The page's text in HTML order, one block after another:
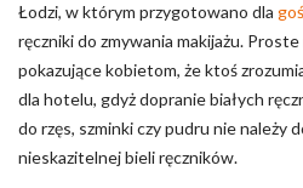
Łodzi, w którym przygotowano dla
ręczniki do zmywania makijażu.
pokazujące kobietom, że ktoś
dla hotelu, gdyż dopranie białych
do rzęs, szminki czy pudru nie należy
nieskazitelnej bieli ręczników.